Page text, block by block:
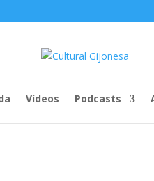
Vídeos Podcasts